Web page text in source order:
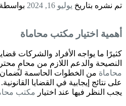
تم نشره بتاريخ يوليو 16, 2024 بواسطة
أهمية اختيار مكتب محاماة
كثيرًا ما يواجه الأفراد والشركات
النصيحة والدعم اللازم من محامٍ
محاماة من الخطوات الحاسمة
على نتائج إيجابية في القضايا
يجب النظر فيها عند اختيار مكتب